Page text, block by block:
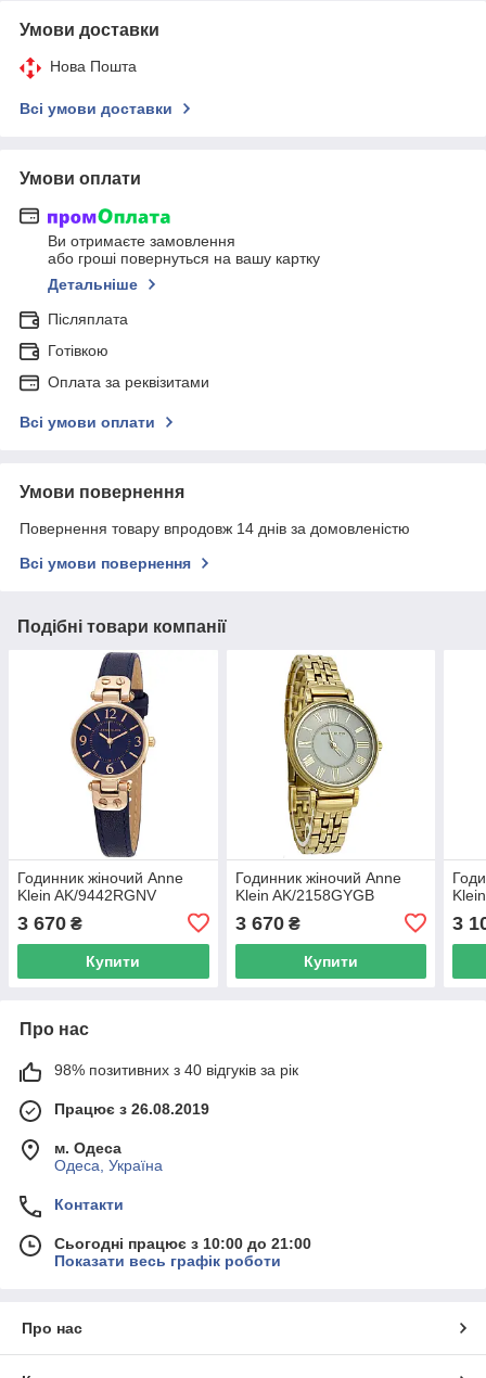
Умови доставки
Нова Пошта
Всі умови доставки
Умови оплати
Ви отримаєте замовлення
або гроші повернуться на вашу картку
Детальніше
Післяплата
Готівкою
Оплата за реквізитами
Всі умови оплати
Умови повернення
Повернення товару впродовж 14 днів за домовленістю
Всі умови повернення
Подібні товари компанії
Годинник жіночий Anne
Klein AK/9442RGNV
3 670 ₴
Купити
Годинник жіночий Anne
Klein AK/2158GYGB
3 670₴
Купити
3
Про нас
98% позитивних з 40 відгуків за рік
Працює з 26.08.2019
м. Одеса
Одеса, Україна
Контакти
Сьогодні працює з 10:00 до 21:00
Показати весь графік роботи
Про нас